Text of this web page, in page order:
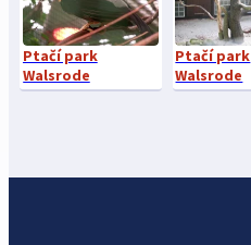
Ptačí park
Walsrode
Ptačí park
Walsrode